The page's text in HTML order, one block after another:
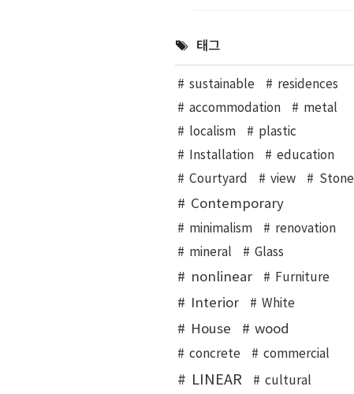
태그
sustainable
residences
accommodation
metal
localism
plastic
Installation
education
Courtyard
view Stone
Contemporary
minimalism
renovation
mineral
Glass
nonlinear Furniture
Interior White
House wood
concrete commercial
LINEAR cultural